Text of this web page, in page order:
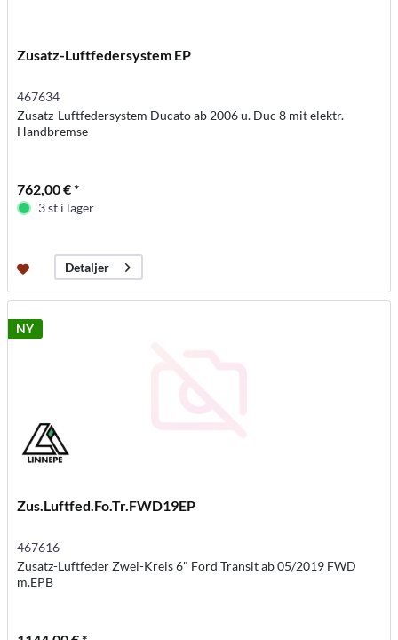
Zusatz-Luftfedersystem EP
467634
Zusatz-Luftfedersystem Ducato ab 2006 u. Duc 8 mit elektr.
Handbremse
762,00 € *
3 st i lager
Detaljer
NY
Zus.Luftfed.Fo.Tr.FWD19EP
467616
Zusatz-Luftfeder Zwei-Kreis 6" Ford Transit ab 05/2019 FWD
m.EPB